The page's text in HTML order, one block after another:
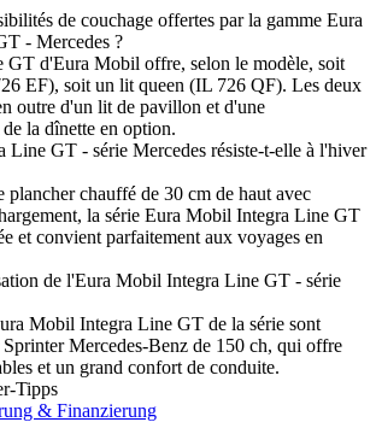
de couchage offertes par la gamme Eura
- Mercedes ?
GT d'Eura Mobil offre, selon le modèle, soit
EF), soit un lit queen (IL 726 QF). Les deux
outre d'un lit de pavillon et d'une
la dînette en option.
GT - série Mercedes résiste-t-elle à l'hiver
plancher chauffé de 30 cm de haut avec
la série Eura Mobil Integra Line GT
et convient parfaitement aux voyages en
de l'Eura Mobil Integra Line GT - série
Mobil Integra Line GT de la série sont
Mercedes-Benz de 150 ch, qui offre
et un grand confort de conduite.
Tipps
& Finanzierung